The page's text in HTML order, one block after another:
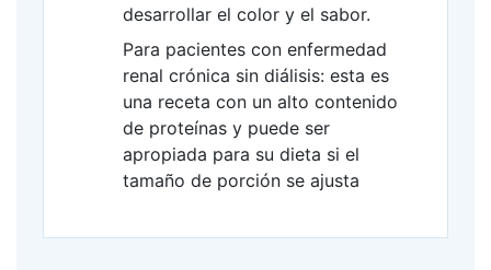
desarrollar el color y el sabor.
Para pacientes con enfermedad
renal crónica sin diálisis: esta es
una receta con un alto contenido
de proteínas y puede ser
apropiada para su dieta si el
tamaño de porción se ajusta